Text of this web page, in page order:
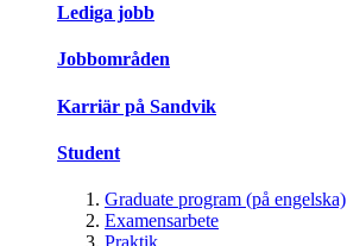
Lediga jobb
Jobbområden
Karriär på Sandvik
Student
Graduate program (på engelska)
Examensarbete
Praktik